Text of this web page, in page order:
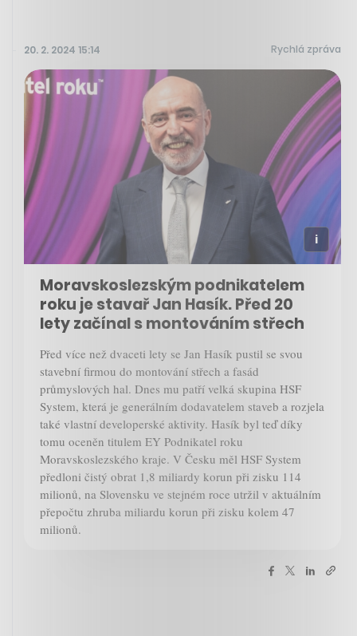
20. 2. 2024 15:14 Rychlá zpráva
Moravskoslezským podnikatelem
roku je stavař Jan Hasík. Před 20
lety začínal s montováním střech
Před více než dvaceti lety se Jan Hasík pustil se svou
stavební firmou do montování střech a fasád
průmyslových hal. Dnes mu patří velká skupina HSF
System, která je generálním dodavatelem staveb a rozjela
také vlastní developerské aktivity. Hasík byl teď díky
tomu oceněn titulem EY Podnikatel roku
Moravskoslezského kraje. V Česku měl HSF System
předloni čistý obrat 1,8 miliardy korun při zisku 114
milionů, na Slovensku ve stejném roce utržil v aktuálním
přepočtu zhruba miliardu korun při zisku kolem 47
milionů.